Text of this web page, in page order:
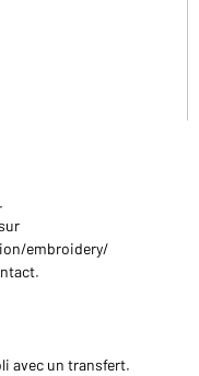
embroidery/
avec un transfert.